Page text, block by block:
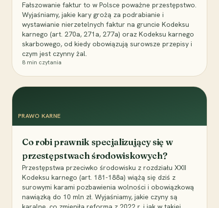
Fałszowanie faktur to w Polsce poważne przestępstwo.
Wyjaśniamy, jakie kary grożą za podrabianie i
wystawianie nierzetelnych faktur na gruncie Kodeksu
karnego (art. 270a, 271a, 277a) oraz Kodeksu karnego
skarbowego, od kiedy obowiązują surowsze przepisy i
czym jest czynny żal.
8 min czytania
PRAWO KARNE
Co robi prawnik specjalizujący się w
przestępstwach środowiskowych?
Przestępstwa przeciwko środowisku z rozdziału XXII
Kodeksu karnego (art. 181-188a) wiążą się dziś z
surowymi karami pozbawienia wolności i obowiązkową
nawiązką do 10 mln zł. Wyjaśniamy, jakie czyny są